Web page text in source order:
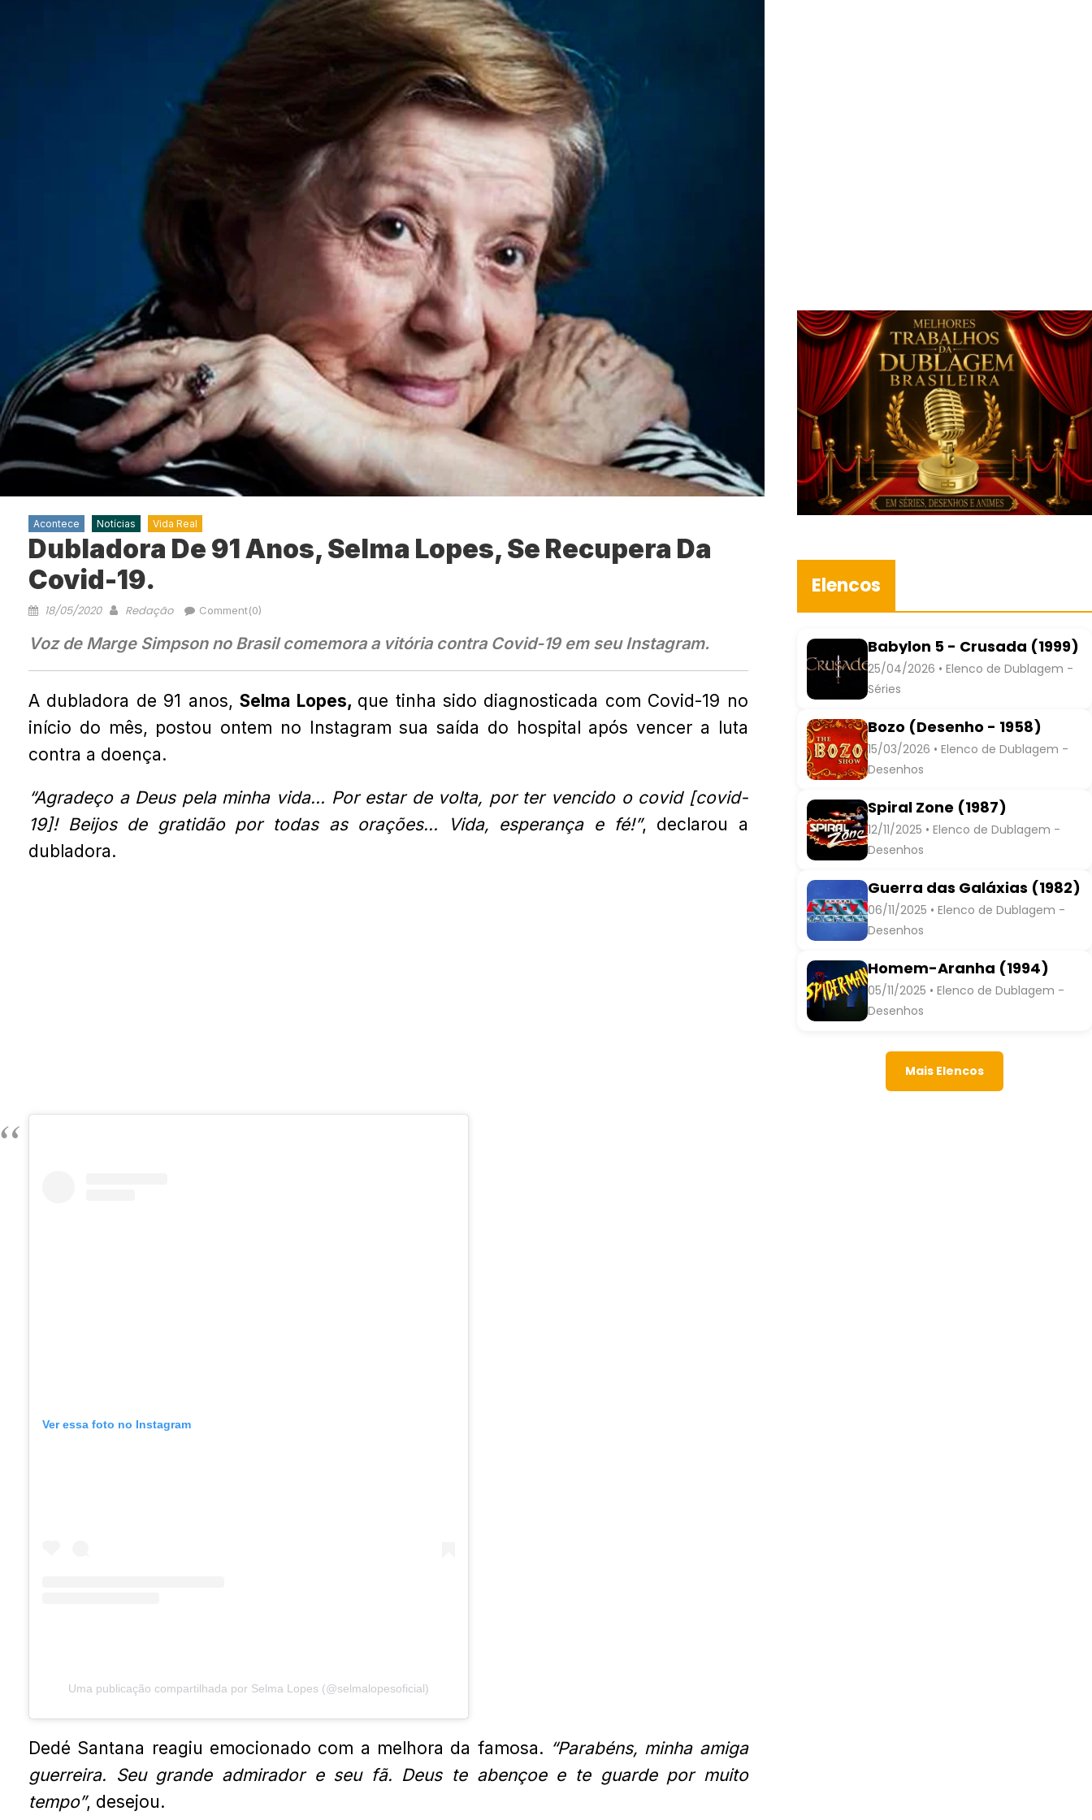
Acontece Notícias Vida Real
Dubladora De 91 Anos, Selma Lopes, Se Recupera Da
Covid-19.
18/05/2020 Redação Comment(0)
Voz de Marge Simpson no Brasil comemora a vitória contra Covid-19 em seu Instagram.
A dubladora de 91 anos,Selma Lopes, que tinha sido diagnosticada com Covid-19 no
início do mês, postou ontem no Instagram sua saída do hospital após vencer a luta
contra a doença.
“Agradeço a Deus pela minha vida… Por estar de volta, por ter vencido o covid [covid-
19]! Beijos de gratidão por todas as orações… Vida, esperança e fé!”, declarou a
dubladora.
Ver essa foto no Instagram
Uma publicação compartilhada por Selma Lopes (@selmalopesoficial)
Dedé Santana reagiu emocionado com a melhora da famosa. “Parabéns, minha amiga
guerreira. Seu grande admirador e seu fã. Deus te abençoe e te guarde por muito
tempo”, desejou.
Elencos
Babylon 5 - Crusada (1999)
25/04/2026 • Elenco de Dublagem -
Séries
Bozo (Desenho - 1958)
15/03/2026 • Elenco de Dublagem -
Desenhos
Spiral Zone (1987)
12/11/2025 • Elenco de Dublagem -
Desenhos
Guerra das Galáxias (1982)
06/11/2025 • Elenco de Dublagem -
Desenhos
Homem-Aranha (1994)
05/11/2025 • Elenco de Dublagem -
Desenhos
Mais Elencos